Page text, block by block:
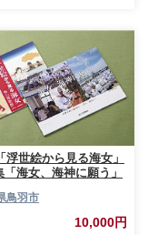
浮世絵から見る海女」
「海女、海神に願う」
鳥羽市
10,000円